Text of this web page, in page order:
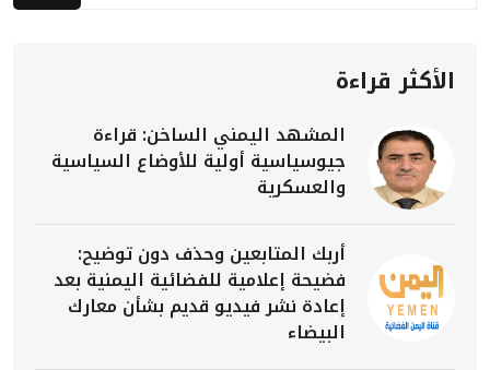
الأكثر قراءة
المشهد اليمني الساخن: قراءة
جيوسياسية أولية للأوضاع السياسية
والعسكرية
أربك المتابعين وحذف دون توضيح:
فضيحة إعلامية للفضائية اليمنية بعد
إعادة نشر فيديو قديم بشأن معارك
البيضاء